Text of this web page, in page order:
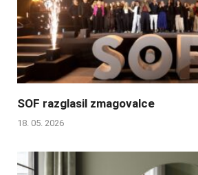
SOF razglasil zmagovalce
18. 05. 2026